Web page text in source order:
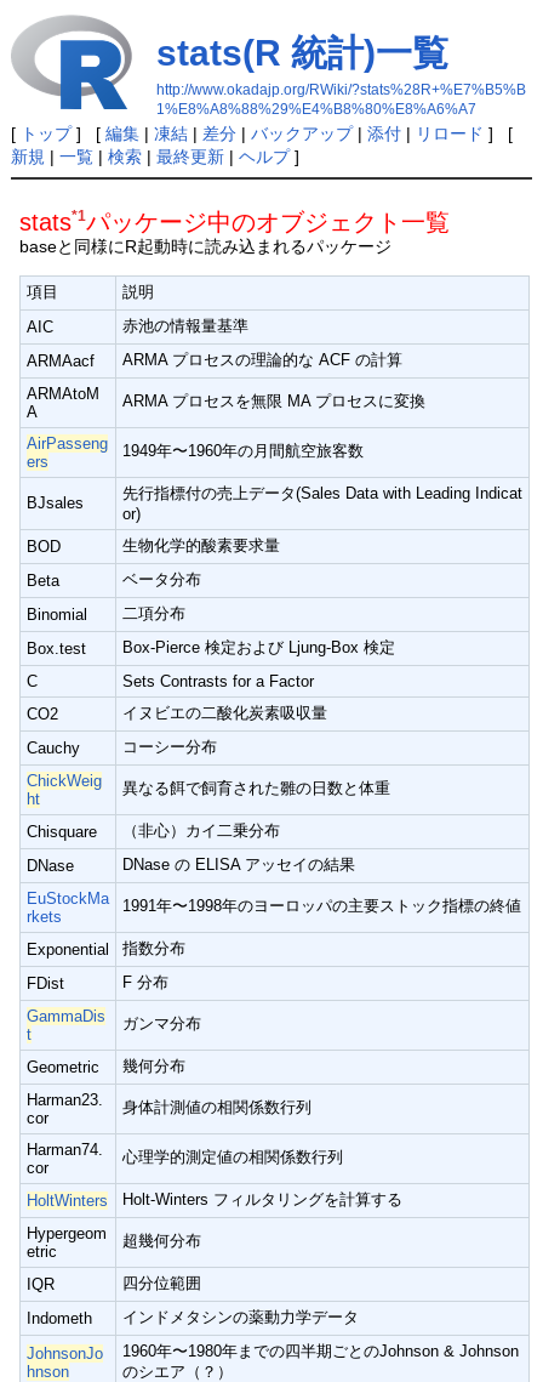
stats(R 統計)一覧
http://www.okadajp.org/RWiki/?stats%28R+%E7%B5%B
1%E8%A8%88%29%E4%B8%80%E8%A6%A7
[ トップ] [ 編集| 凍結| 差分| バックアップ| 添付| リロード ] [
新規 | 一覧| 検索| 最終更新| ヘルプ]
stats*1パッケージ中のオブジェクト一覧
baseと同様にR起動時に読み込まれるパッケージ
項目
説明
AIC
赤池の情報量基準
ARMAacf
ARMA プロセスの理論的な ACF の計算
ARMAtoM
A
ARMA プロセスを無限 MA プロセスに変換
AirPasseng
ers
1949年〜1960年の月間航空旅客数
BJsales
先行指標付の売上データ(Sales Data with Leading Indicat
or)
BOD
生物化学的酸素要求量
Beta
ベータ分布
Binomial
二項分布
Box.test
Box-Pierce 検定および Ljung-Box 検定
C
Sets Contrasts for a Factor
CO2
イヌビエの二酸化炭素吸収量
Cauchy
コーシー分布
ChickWeig
ht
異なる餌で飼育された雛の日数と体重
Chisquare
（非心）カイ二乗分布
DNase
DNase の ELISA アッセイの結果
EuStockMa
rkets
1991年〜1998年のヨーロッパの主要ストック指標の終値
Exponential
指数分布
FDist
F 分布
GammaDis
t
ガンマ分布
Geometric
幾何分布
Harman23.
cor
身体計測値の相関係数行列
Harman74.
cor
心理学的測定値の相関係数行列
HoltWinters
Holt-Winters フィルタリングを計算する
Hypergeom
etric
超幾何分布
IQR
四分位範囲
Indometh
インドメタシンの薬動力学データ
JohnsonJo
hnson
1960年〜1980年までの四半期ごとのJohnson & Johnson
のシエア（？）